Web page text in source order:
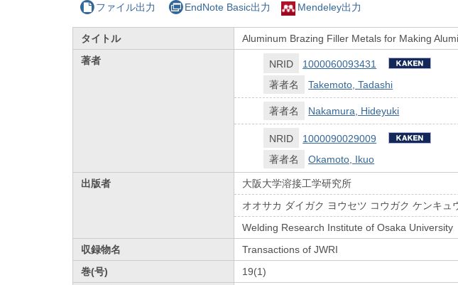
ファイル出力 EndNote Basic出力 Mendeley出力
タイトル
Aluminum Brazing Filler Metals for Making
著者
NRID
1000060093431
著者名
Takemoto, Tadashi
著者名 Nakamura, Hideyuki
NRID
1000090029009
著者名
Okamoto, Ikuo
出版者
大阪大学溶接工学研究所
オオサカ ダイガク ヨウセツ コウガク ケンキュ
Welding Research Institute of Osaka University
収録物名
Transactions of JWRI
巻(号)
19(1)